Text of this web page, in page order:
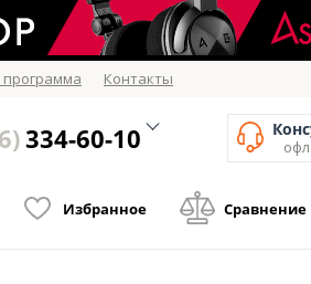
программа Контакты
334-60-10
Избранное Сравнение